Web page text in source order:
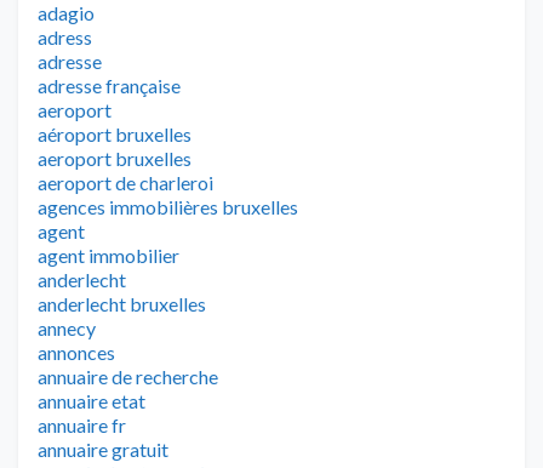
adagio
adress
adresse
adresse française
aeroport
aéroport bruxelles
aeroport bruxelles
aeroport de charleroi
agences immobilières bruxelles
agent
agent immobilier
anderlecht
anderlecht bruxelles
annecy
annonces
annuaire de recherche
annuaire etat
annuaire fr
annuaire gratuit